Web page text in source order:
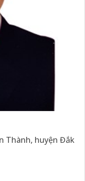
Thành, huyện Đắk